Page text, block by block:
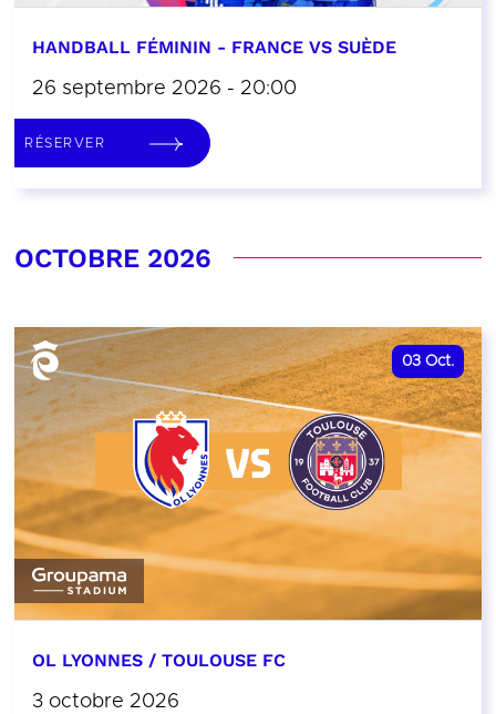
HANDBALL FÉMININ - FRANCE VS SUÈDE
26 septembre 2026 - 20:00
RÉSERVER
OCTOBRE 2026
03 Oct.
OL LYONNES / TOULOUSE FC
3 octobre 2026